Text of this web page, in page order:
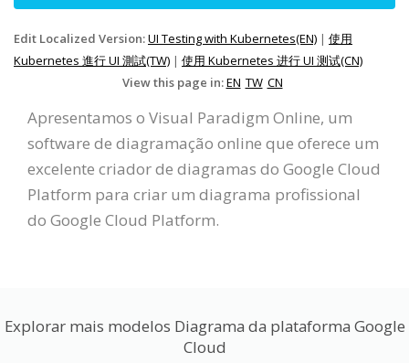
Edit Localized Version:UI Testing with Kubernetes(EN) | 使用
Kubernetes 進行 UI 測試(TW) | 使用 Kubernetes 进行 UI 测试(CN)
View this page in:EN TW CN
Apresentamos o Visual Paradigm Online, um
software de diagramação online que oferece um
excelente criador de diagramas do Google Cloud
Platform para criar um diagrama profissional
do Google Cloud Platform.
Explorar mais modelos Diagrama da plataforma Google
Cloud